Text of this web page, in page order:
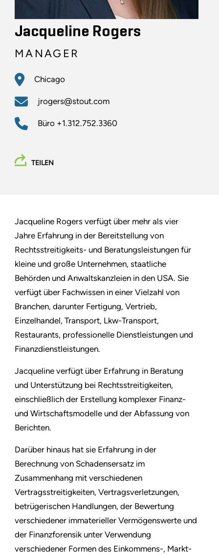
Jacqueline Rogers
MANAGER
Chicago
jrogers@stout.com
Büro +1.312.752.3360
TEILEN
Jacqueline Rogers verfügt über mehr als vier
Jahre Erfahrung in der Bereitstellung von
Rechtsstreitigkeits- und Beratungsleistungen für
kleine und große Unternehmen, staatliche
Behörden und Anwaltskanzleien in den USA. Sie
verfügt über Fachwissen in einer Vielzahl von
Branchen, darunter Fertigung, Vertrieb,
Einzelhandel, Transport, Lkw-Transport,
Restaurants, professionelle Dienstleistungen und
Finanzdienstleistungen.
Jacqueline verfügt über Erfahrung in Beratung
und Unterstützung bei Rechtsstreitigkeiten,
einschließlich der Erstellung komplexer Finanz-
und Wirtschaftsmodelle und der Abfassung von
Berichten.
Darüber hinaus hat sie Erfahrung in der
Berechnung von Schadensersatz im
Zusammenhang mit verschiedenen
Vertragsstreitigkeiten, Vertragsverletzungen,
betrügerischen Handlungen, der Bewertung
verschiedener immaterieller Vermögenswerte und
der Finanzforensik unter Verwendung
verschiedener Formen des Einkommens-, Markt-